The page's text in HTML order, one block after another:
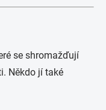
se shromažďují
Někdo jí také